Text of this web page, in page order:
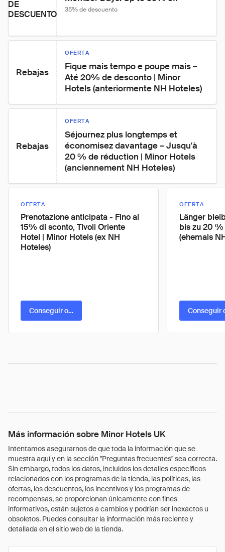
DE
DESCUENTO
35% de descuento
Rebajas
OFERTA
Fique mais tempo e poupe mais –
Até 20% de desconto | Minor
Hotels (anteriormente NH Hoteles)
Rebajas
OFERTA
Séjournez plus longtemps et
économisez davantage – Jusqu'à
20 % de réduction | Minor Hotels
(anciennement NH Hoteles)
OFERTA
Prenotazione anticipata - Fino al
15% di sconto, Tivoli Oriente
Hotel | Minor Hotels (ex NH
Hoteles)
Conseguir oferta
OFERTA
Länger
bis zu 20
(ehemals
Conseguir
Más información sobre Minor Hotels UK
Intentamos asegurarnos de que toda la información que se
muestra aquí y en la sección "Preguntas frecuentes" sea correcta.
Sin embargo, todos los datos, incluidos los detalles específicos
relacionados con los programas de la tienda, las políticas, las
ofertas, los descuentos, los incentivos y los programas de
recompensas, se proporcionan únicamente con fines
informativos, están sujetos a cambios y podrían ser inexactos u
obsoletos. Puedes consultar la información más reciente y
detallada en el sitio web de la tienda.